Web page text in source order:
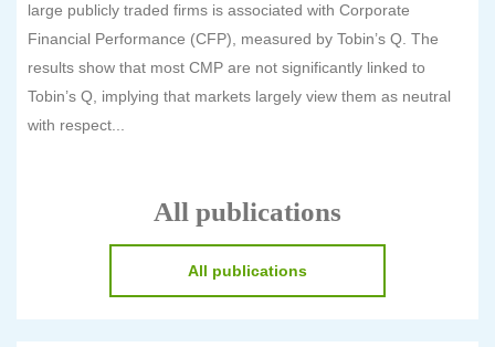
large publicly traded firms is associated with Corporate
Financial Performance (CFP), measured by Tobin’s Q. The
results show that most CMP are not significantly linked to
Tobin’s Q, implying that markets largely view them as neutral
with respect...
All publications
All publications